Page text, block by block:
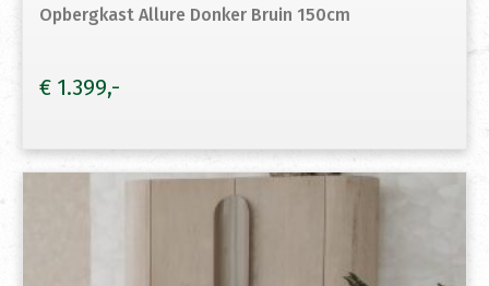
Opbergkast Allure Donker Bruin 150cm
€ 1.399